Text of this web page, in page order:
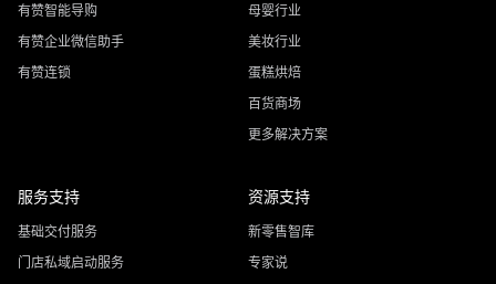
有赞智能导购
有赞企业微信助手
有赞连锁
母婴行业
美妆行业
蛋糕烘焙
百货商场
更多解决方案
服务支持
基础交付服务
门店私域启动服务
资源支持
新零售智库
专家说